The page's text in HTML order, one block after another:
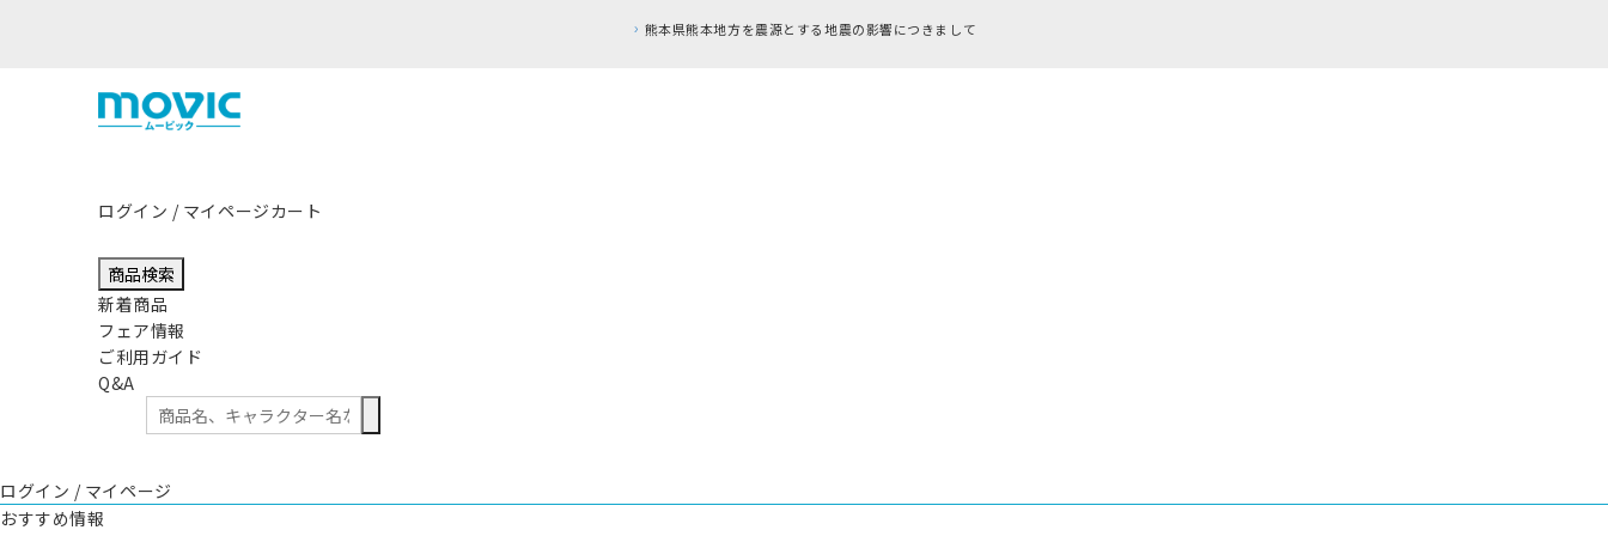
ログイン / マイページカート
商品検索
新着商品
フェア情報
ご利用ガイド
Q&A
ログイン / マイページ
おすすめ情報